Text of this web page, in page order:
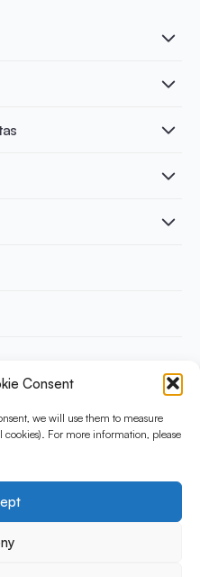
Consent
we will use them to measure
For more information, please
Instituto Danone
y compartir la evidencia
en una dieta saludable y